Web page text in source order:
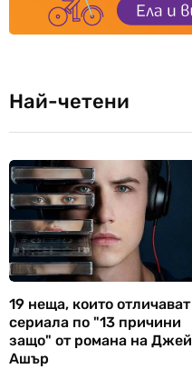
Най-четени
19 неща, които отличават
сериала по "13 причини
защо" от романа на Джей
Ашър